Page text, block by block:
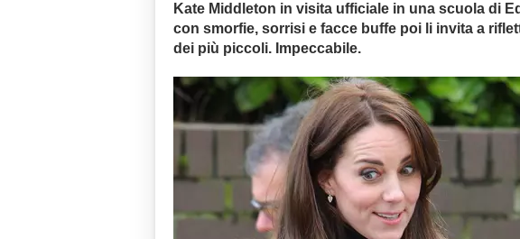
Kate Middleton in visita ufficiale in una scuola di
con smorfie, sorrisi e facce buffe poi li invita a
dei più piccoli. Impeccabile.